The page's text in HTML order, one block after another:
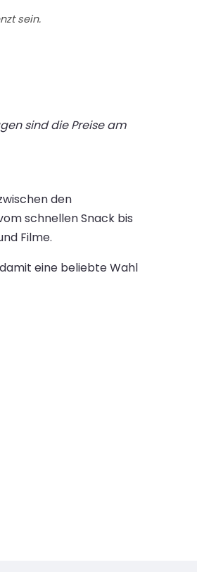
sein.
sind die Preise am
den
schnellen Snack bis
Filme.
eine beliebte Wahl